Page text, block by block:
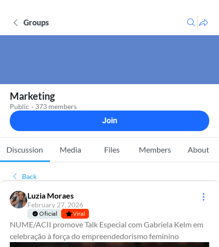
Groups
Marketing
Public · 373 members
Join
Discussion Media Files Members About
Back
Luzia Moraes
February 27, 2026
Oficial Viral
NUME/ACII promove Talk Especial com Gabriela Kelm em
celebração à força do empreendedorismo feminino